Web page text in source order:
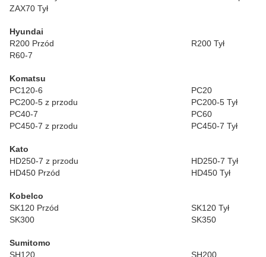
ZAX70 Tył
Hyundai
R200 Przód
R200 Tył
R60-7
Komatsu
PC120-6
PC20
PC200-5 z przodu
PC200-5 Tył
PC40-7
PC60
PC450-7 z przodu
PC450-7 Tył
Kato
HD250-7 z przodu
HD250-7 Tył
HD450 Przód
HD450 Tył
Kobelco
SK120 Przód
SK120 Tył
SK300
SK350
Sumitomo
SH120
SH200